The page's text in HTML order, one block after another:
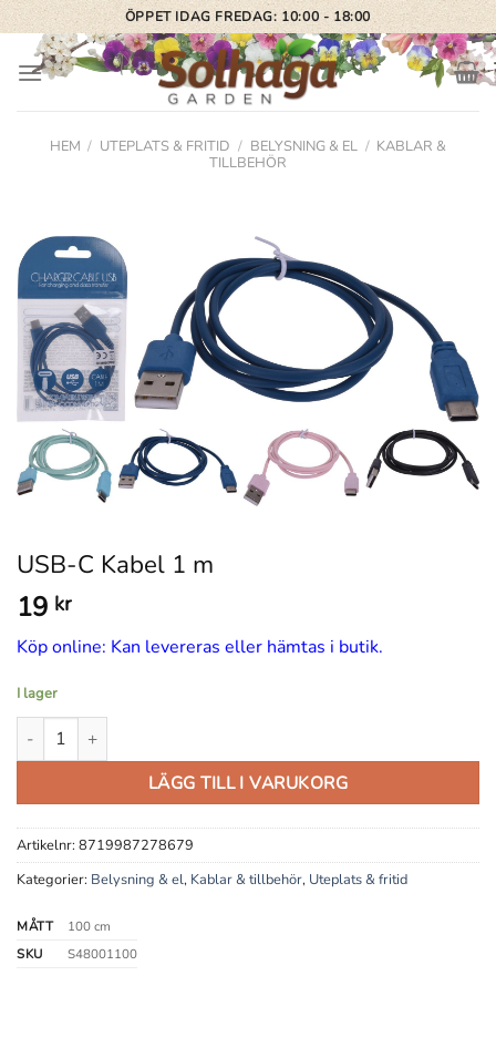
Skip
to
content
ÖPPET IDAG FREDAG: 10:00 - 18:00
HEM / UTEPLATS & FRITID / BELYSNING & EL / KABLAR &
TILLBEHÖR
USB-C Kabel 1 m
19 kr
Köp online: Kan levereras eller hämtas i butik.
I lager
USB-C Kabel 1 m mängd
LÄGG TILL I VARUKORG
Artikelnr: 8719987278679
Kategorier: Belysning & el, Kablar & tillbehör, Uteplats & fritid
MÅTT
100 cm
SKU
S48001100